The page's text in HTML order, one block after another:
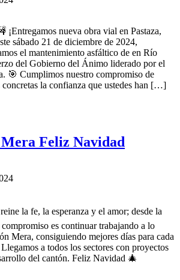
¡Entregamos nueva obra vial en Pastaza,
sábado 21 de diciembre de 2024,
el mantenimiento asfáltico de en Río
del Gobierno del Ánimo liderado por el
🎯 Cumplimos nuestro compromiso de
la confianza que ustedes han […]
Feliz Navidad
la fe, la esperanza y el amor; desde la
es continuar trabajando a lo
Mera, consiguiendo mejores días para cada
a todos los sectores con proyectos
del cantón. Feliz Navidad 🎄